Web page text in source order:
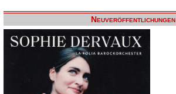
Neuveröffentlichungen